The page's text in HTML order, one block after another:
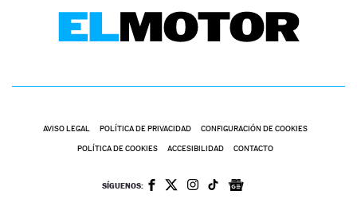
AVISO LEGAL POLÍTICA DE PRIVACIDAD CONFIGURACIÓN DE COOKIES
POLÍTICA DE COOKIES ACCESIBILIDAD CONTACTO
SÍGUENOS: